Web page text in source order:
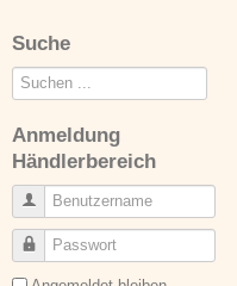
Suche
Suchen
...
Anmeldung
Händlerbereich
Benutzername
Passwort